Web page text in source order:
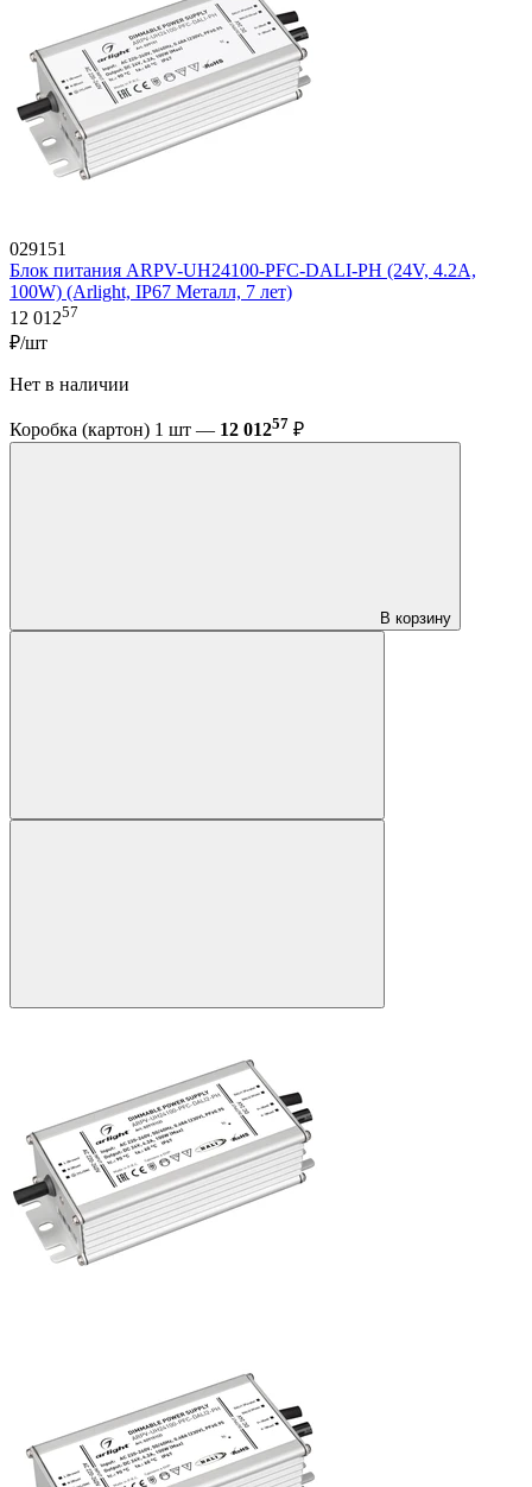
029151
Блок питания ARPV-UH24100-PFC-DALI-PH (24V, 4.2A,
100W) (Arlight, IP67 Металл, 7 лет)
12 01257
₽/шт
Нет в наличии
Коробка (картон) 1 шт — 12 01257 ₽
В корзину